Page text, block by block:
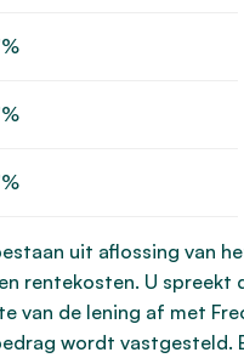
uit aflossing van
rentekosten. U spreekt
van de lening af met
wordt vastgesteld.